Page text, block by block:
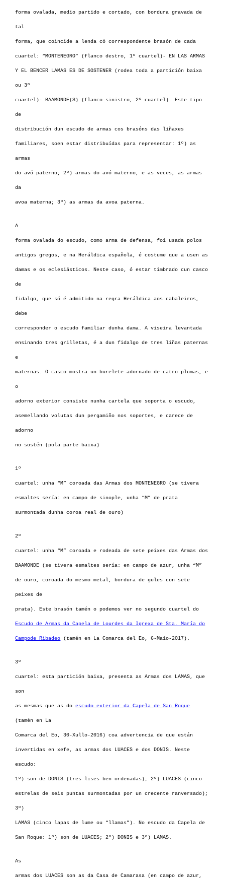
forma ovalada, medio partido e cortado, con bordura gravada de
tal
forma, que coincide a lenda có correspondente brasón de cada
cuartel: “MONTENEGRO” (flanco destro, 1º cuartel)- EN LAS ARMAS
Y EL BENCER LAMAS ES DE SOSTENER (rodea toda a partición baixa
ou 3º
cuartel)- BAAMONDE(S) (flanco sinistro, 2º cuartel). Este tipo
de
distribución dun escudo de armas cos brasóns das liñaxes
familiares, soen estar distribuídas para representar: 1º) as
armas
do avó paterno; 2º) armas do avó materno, e as veces, as armas
da
avoa materna; 3º) as armas da avoa paterna.
A
forma ovalada do escudo, como arma de defensa, foi usada polos
antigos gregos, e na Heráldica española, é costume que a usen as
damas e os eclesiásticos. Neste caso, ó estar timbrado cun casco
de
fidalgo, que só é admitido na regra Heráldica aos cabaleiros,
debe
corresponder o escudo familiar dunha dama. A viseira levantada
ensinando tres grilletas, é a dun fidalgo de tres liñas paternas
e
maternas. O casco mostra un burelete adornado de catro plumas, e
o
adorno exterior consiste nunha cartela que soporta o escudo,
asemellando volutas dun pergamiño nos soportes, e carece de
adorno
no sostén (pola parte baixa)
1º
cuartel: unha “M” coroada das Armas dos MONTENEGRO (se tivera
esmaltes sería: en campo de sinople, unha “M” de prata
surmontada dunha coroa real de ouro)
2º
cuartel: unha “M” coroada e rodeada de sete peixes das Armas dos
BAAMONDE (se tivera esmaltes sería: en campo de azur, unha “M”
de ouro, coroada do mesmo metal, bordura de gules con sete
peixes de
prata). Este brasón tamén o podemos ver no segundo cuartel do
Escudo de Armas da Capela de Lourdes da Igrexa de Sta. María do
Campode Ribadeo (tamén en La Comarca del Eo, 6-Maio-2017).
3º
cuartel: esta partición baixa, presenta as Armas dos LAMAS, que
son
as mesmas que as doescudo exterior da Capela de San Roque
(tamén en La
Comarca del Eo, 30-Xullo-2016) coa advertencia de que están
invertidas en xefe, as armas dos LUACES e dos DONIS. Neste
escudo:
1º) son de DONIS (tres lises ben ordenadas); 2º) LUACES (cinco
estrelas de seis puntas surmontadas por un crecente ranversado);
3º)
LAMAS (cinco lapas de lume ou “llamas”). No escudo da Capela de
San Roque: 1º) son de LUACES; 2º) DONIS e 3º) LAMAS.
As
armas dos LUACES son as da Casa de Camarasa (en campo de azur,